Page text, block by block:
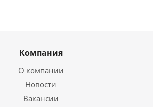
Компания
О компании
Новости
Вакансии